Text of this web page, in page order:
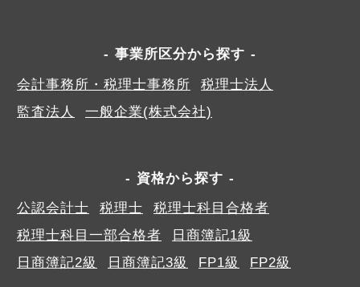
事業所区分から探す
会計事務所・税理士事務所
税理士法人
監査法人
一般企業(株式会社)
資格から探す
公認会計士
税理士
税理士科目合格者
税理士科目一部合格者
日商簿記1級
日商簿記2級
日商簿記3級 FP1級 FP2級